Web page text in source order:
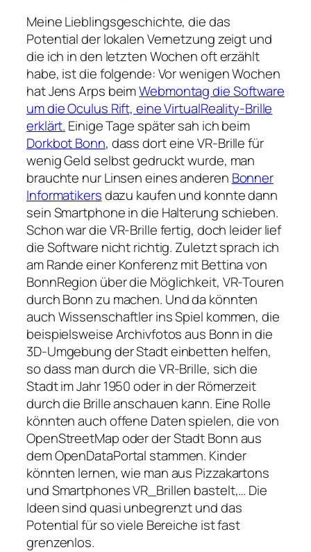
Meine Lieblingsgeschichte, die das
Potential der lokalen Vernetzung zeigt und
die ich in den letzten Wochen oft erzählt
habe, ist die folgende: Vor wenigen Wochen
hat Jens Arps beimWebmontag die Software
um die Oculus Rift, eine VirtualReality-Brille
erklärt. Einige Tage später sah ich beim
Dorkbot Bonn, dass dort eine VR-Brille für
wenig Geld selbst gedruckt wurde, man
brauchte nur Linsen eines anderen Bonner
Informatikersdazu kaufen und konnte dann
sein Smartphone in die Halterung schieben.
Schon war die VR-Brille fertig, doch leider lief
die Software nicht richtig. Zuletzt sprach ich
am Rande einer Konferenz mit Bettina von
BonnRegion über die Möglichkeit, VR-Touren
durch Bonn zu machen. Und da könnten
auch Wissenschaftler ins Spiel kommen, die
beispielsweise Archivfotos aus Bonn in die
3D-Umgebung der Stadt einbetten helfen,
so dass man durch die VR-Brille, sich die
Stadt im Jahr 1950 oder in der Römerzeit
durch die Brille anschauen kann. Eine Rolle
könnten auch offene Daten spielen, die von
OpenStreetMap oder der Stadt Bonn aus
dem OpenDataPortal stammen. Kinder
könnten lernen, wie man aus Pizzakartons
und Smartphones VR_Brillen bastelt,… Die
Ideen sind quasi unbegrenzt und das
Potential für so viele Bereiche ist fast
grenzenlos.